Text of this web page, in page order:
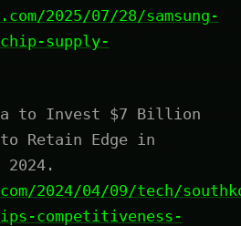
2025/07/28/samsung-
supply-
to Invest $7 Billion
Retain Edge in
2024/04/09/tech/
competitiveness-